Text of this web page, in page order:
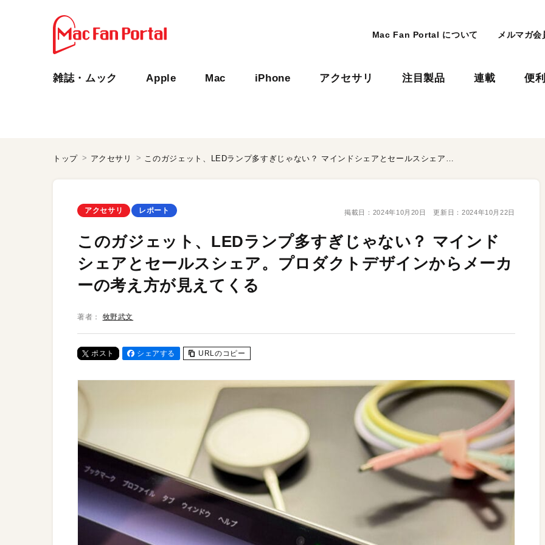
Mac Fan Portal について メルマガ会
雑誌・ムック Apple Mac iPhone アクセサリ 注目製品 連載 便
トップ アクセサリ このガジェット、LEDランプ多すぎじゃない？ マインドシェアとセールスシェア。プロダクトデザインからメーカーの考え方が見えてくる
アクセサリ レポート 掲載日： 2024年10月20日 更新日： 2024年10月22日
このガジェット、LEDランプ多すぎじゃない？ マインド
シェアとセールスシェア。プロダクトデザインからメーカ
ーの考え方が見えてくる
著者： 牧野武文
ポスト シェアする URLのコピー